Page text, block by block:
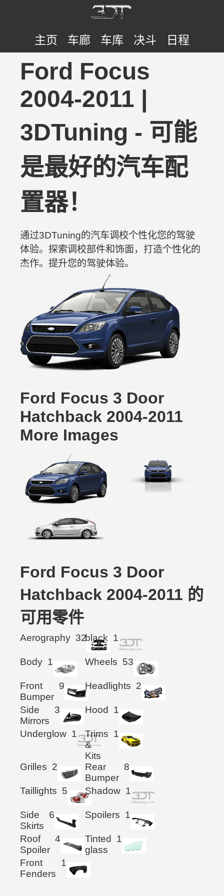
主页 车廊 车库 决斗 日程
Ford Focus
2004-2011 |
3DTuning - 可能
是最好的汽车配
置器！
通过3DTuning的汽车调校个性化您的驾驶
体验。探索调校部件和饰面，打造个性化的
杰作。提升您的驾驶体验。
Ford Focus 3 Door
Hatchback 2004-2011
More Images
Ford Focus 3 Door
Hatchback 2004-2011 的
可用零件
Aerography 32black 1
Body 1 Wheels 53
Front
Bumper
9 Headlights 2
Side
Mirrors
3 Hood 1
Underglow 1
Trims
&
Kits
1
Grilles 2
Rear
Bumper
8
Taillights 5 Shadow 1
Side
Skirts
6 Spoilers 1
Roof
Spoiler
4
Tinted
glass
1
Front
Fenders
1